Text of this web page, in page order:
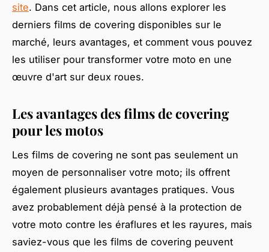
site. Dans cet article, nous allons explorer les
derniers films de covering disponibles sur le
marché, leurs avantages, et comment vous pouvez
les utiliser pour transformer votre moto en une
œuvre d'art sur deux roues.
Les avantages des films de covering
pour les motos
Les films de covering ne sont pas seulement un
moyen de personnaliser votre moto; ils offrent
également plusieurs avantages pratiques. Vous
avez probablement déjà pensé à la protection de
votre moto contre les éraflures et les rayures, mais
saviez-vous que les films de covering peuvent